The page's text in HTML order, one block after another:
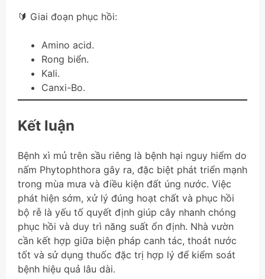
🔰 Giai đoạn phục hồi:
Amino acid.
Rong biển.
Kali.
Canxi-Bo.
Kết luận
Bệnh xì mủ trên sầu riêng là bệnh hại nguy hiểm do
nấm Phytophthora gây ra, đặc biệt phát triển mạnh
trong mùa mưa và điều kiện đất úng nước. Việc
phát hiện sớm, xử lý đúng hoạt chất và phục hồi
bộ rễ là yếu tố quyết định giúp cây nhanh chóng
phục hồi và duy trì năng suất ổn định. Nhà vườn
cần kết hợp giữa biện pháp canh tác, thoát nước
tốt và sử dụng thuốc đặc trị hợp lý để kiểm soát
bệnh hiệu quả lâu dài.